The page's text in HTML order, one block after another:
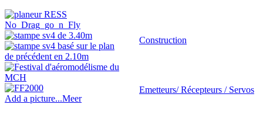
Add a picture...Meer
Construction
Emetteurs/ Récepteurs / Servos